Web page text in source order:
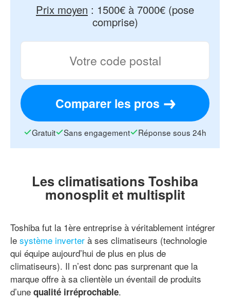
Prix moyen : 1500€ à 7000€ (pose
comprise)
Comparer les pros
Gratuit Sans engagement Réponse sous 24h
Les climatisations Toshiba
monosplit et multisplit
Toshiba fut la 1ère entreprise à véritablement intégrer
le système inverter à ses climatiseurs (technologie
qui équipe aujourd’hui de plus en plus de
climatiseurs). Il n’est donc pas surprenant que la
marque offre à sa clientèle un éventail de produits
d’une qualité irréprochable.